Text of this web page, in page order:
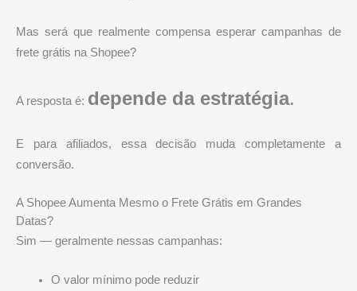
Mas será que realmente compensa esperar campanhas de
frete grátis na Shopee?
A resposta é: depende da estratégia.
E para afiliados, essa decisão muda completamente a
conversão.
A Shopee Aumenta Mesmo o Frete Grátis em Grandes
Datas?
Sim — geralmente nessas campanhas:
O valor mínimo pode reduzir